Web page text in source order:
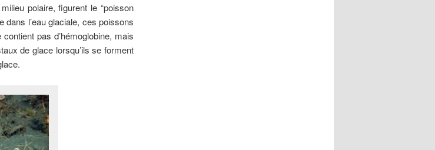
polaire, figurent le “poisson
dans l’eau glaciale, ces poissons
pas d’hémoglobine, mais
de glace lorsqu’ils se forment